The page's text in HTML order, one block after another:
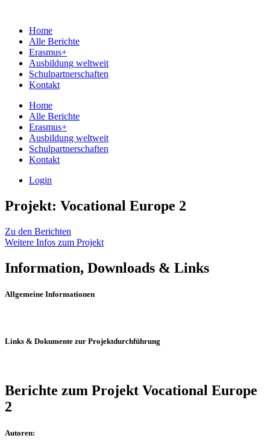
Home
Alle Berichte
Erasmus+
Ausbildung weltweit
Schulpartnerschaften
Kontakt
Home
Alle Berichte
Erasmus+
Ausbildung weltweit
Schulpartnerschaften
Kontakt
Login
Projekt: Vocational Europe 2
Zu den Berichten
Weitere Infos zum Projekt
Information, Downloads & Links
Allgemeine Informationen
Links & Dokumente zur Projektdurchführung
Berichte zum Projekt Vocational Europe
2
Autoren: